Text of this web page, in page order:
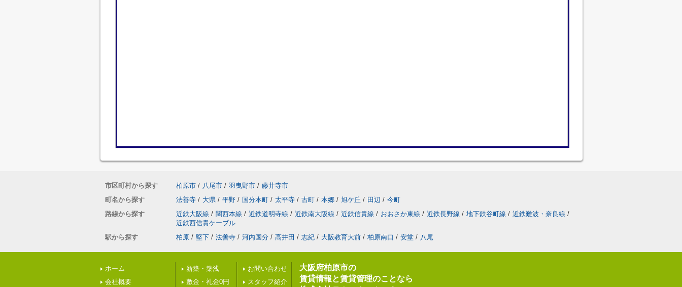
市区町村から探す 柏原市 / 八尾市 / 羽曳野市 / 藤井寺市
町名から探す
法善寺 / 大県 / 平野 / 国分本町 / 太平寺 / 古町 / 本郷 / 旭ケ丘 / 田辺 / 今町
路線から探す
近鉄大阪線 / 関西本線 / 近鉄道明寺線 / 近鉄南大阪線 / 近鉄信貴線 / おおさか東線 / 近鉄長野線 / 地下鉄谷町線 / 近鉄難波・奈良線 /
近鉄西信貴ケーブル
駅から探す
柏原 / 堅下 / 法善寺 / 河内国分 / 高井田 / 志紀 / 大阪教育大前 / 柏原南口 / 安堂 / 八尾
ホーム
会社概要
新築・築浅
敷金・礼金0円
お問い合わせ
スタッフ紹介
大阪府柏原市の
賃貸情報と賃貸管理のことなら